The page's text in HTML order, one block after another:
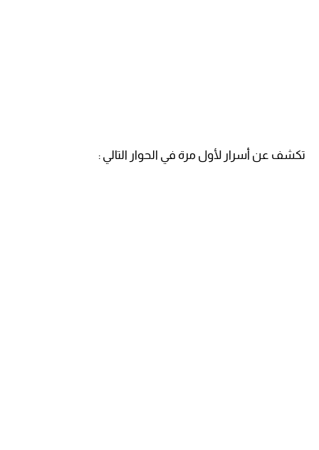
تكشف عن أسرار لأول مرة في الحوار التالي :